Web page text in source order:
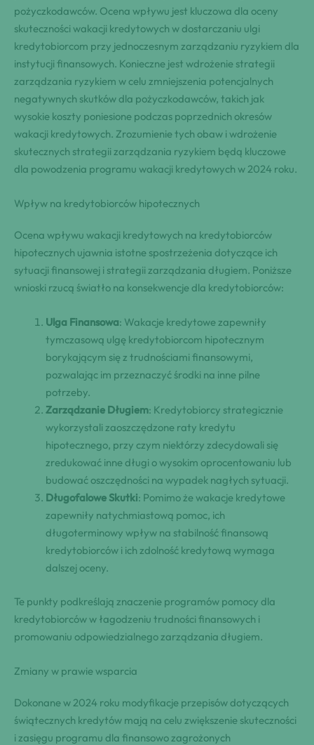
pożyczkodawców. Ocena wpływu jest kluczowa dla oceny
skuteczności wakacji kredytowych w dostarczaniu ulgi
kredytobiorcom przy jednoczesnym zarządzaniu ryzykiem dla
instytucji finansowych. Konieczne jest wdrożenie strategii
zarządzania ryzykiem w celu zmniejszenia potencjalnych
negatywnych skutków dla pożyczkodawców, takich jak
wysokie koszty poniesione podczas poprzednich okresów
wakacji kredytowych. Zrozumienie tych obaw i wdrożenie
skutecznych strategii zarządzania ryzykiem będą kluczowe
dla powodzenia programu wakacji kredytowych w 2024 roku.
Wpływ na kredytobiorców hipotecznych
Ocena wpływu wakacji kredytowych na kredytobiorców
hipotecznych ujawnia istotne spostrzeżenia dotyczące ich
sytuacji finansowej i strategii zarządzania długiem. Poniższe
wnioski rzucą światło na konsekwencje dla kredytobiorców:
Ulga Finansowa: Wakacje kredytowe zapewniły
tymczasową ulgę kredytobiorcom hipotecznym
borykającym się z trudnościami finansowymi,
pozwalając im przeznaczyć środki na inne pilne
potrzeby.
Zarządzanie Długiem: Kredytobiorcy strategicznie
wykorzystali zaoszczędzone raty kredytu
hipotecznego, przy czym niektórzy zdecydowali się
zredukować inne długi o wysokim oprocentowaniu lub
budować oszczędności na wypadek nagłych sytuacji.
Długofalowe Skutki: Pomimo że wakacje kredytowe
zapewniły natychmiastową pomoc, ich
długoterminowy wpływ na stabilność finansową
kredytobiorców i ich zdolność kredytową wymaga
dalszej oceny.
Te punkty podkreślają znaczenie programów pomocy dla
kredytobiorców w łagodzeniu trudności finansowych i
promowaniu odpowiedzialnego zarządzania długiem.
Zmiany w prawie wsparcia
Dokonane w 2024 roku modyfikacje przepisów dotyczących
świątecznych kredytów mają na celu zwiększenie skuteczności
i zasięgu programu dla finansowo zagrożonych